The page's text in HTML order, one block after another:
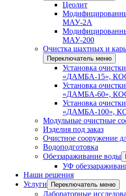
Цеолит
МАУ-2А
МАУ-200
Очистка шахтных и
Переключатель меню
Установка
«ДАМБА-15»,
Установка
«ДАМБА-60»,
Установка
«ДАМБА-100»,
Модульные очистные
Изделия под заказ
Очистное сооружение
Водоподготовка
Обеззараживание воды
УФ
Наши решения
Услуги
Переключатель меню
Лабораторные